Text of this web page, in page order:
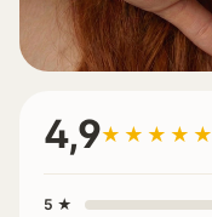
4,9★★★★★
5 ★